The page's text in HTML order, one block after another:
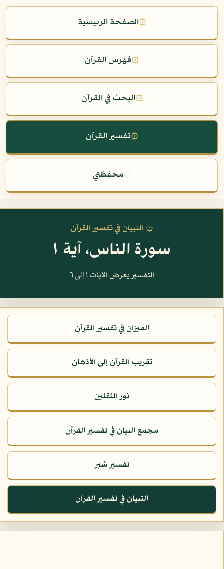
۞الصفحة الرئيسية
۞فهرس القرآن
۞البحث في القرآن
۞تفسير القرآن
۞محفظتي
۞ التبيان في تفسير القرآن
سورة الناس، آية ١
التفسير يعرض الآيات ١ إلى ٦
الميزان في تفسير القرآن
تقريب القرآن إلى الأذهان
نور الثقلين
مجمع البيان في تفسير القرآن
تفسير شبر
التبيان في تفسير القرآن